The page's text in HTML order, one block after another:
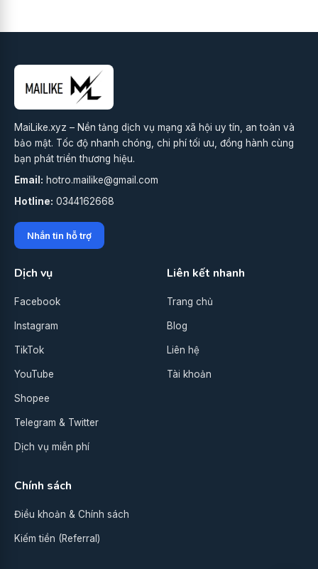
MaiLike.xyz – Nền tảng dịch vụ mạng xã hội uy tín, an toàn và
bảo mật. Tốc độ nhanh chóng, chi phí tối ưu, đồng hành cùng
bạn phát triển thương hiệu.
Email: hotro.mailike@gmail.com
Hotline: 0344162668
Nhắn tin hỗ trợ
Dịch vụ
Facebook
Instagram
TikTok
YouTube
Shopee
Telegram & Twitter
Dịch vụ miễn phí
Liên kết nhanh
Trang chủ
Blog
Liên hệ
Tài khoản
Chính sách
Điều khoản & Chính sách
Kiếm tiền (Referral)